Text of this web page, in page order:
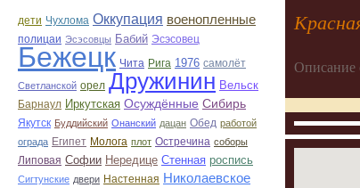
дети Чухлома Оккупация военопленные
полицаи Эсэсовцы Бабий Эсэсовец
Бежецк Чита Рига 1976 самолёт
Светланской орел Дружинин Вельск
Барнаул Иркутская Осуждённые Сибирь
Якутск Буддийский Онанский дацан Обед работой
ограда Египет Молога плот Остречина соборы
Липовая Софии Нередице Стенная роспись
Сигтунские двери Настенная Николаевское
Описание